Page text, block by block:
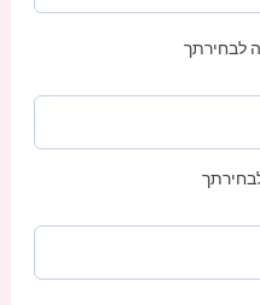
לבחירתך